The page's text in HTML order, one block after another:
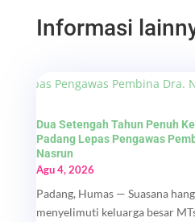
Informasi
Dua Setengah Tahun Penuh
Padang Lepas Pengawas
Nasrun
Agu 4, 2026
Padang, Humas — Suasana
menyelimuti keluarga besar